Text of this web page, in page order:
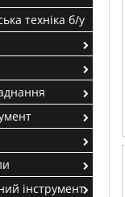
техніка б/у
інструмент